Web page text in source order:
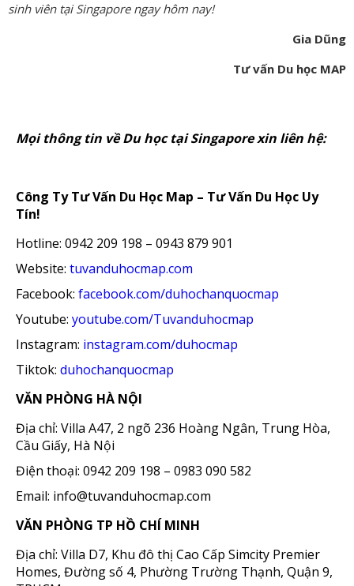
sinh viên tại Singapore ngay hôm nay!
Gia Dũng
Tư vấn Du học MAP
Mọi thông tin về Du học tại Singapore xin liên hệ:
Công Ty Tư Vấn Du Học Map – Tư Vấn Du Học Uy
Tín!
Hotline: 0942 209 198 – 0943 879 901
Website: tuvanduhocmap.com
Facebook: facebook.com/duhochanquocmap
Youtube: youtube.com/Tuvanduhocmap
Instagram: instagram.com/duhocmap
Tiktok: duhochanquocmap
VĂN PHÒNG HÀ NỘI
Địa chỉ: Villa A47, 2 ngõ 236 Hoàng Ngân, Trung Hòa,
Cầu Giấy, Hà Nội
Điện thoại: 0942 209 198 – 0983 090 582
Email: info@tuvanduhocmap.com
VĂN PHÒNG TP HỒ CHÍ MINH
Địa chỉ: Villa D7, Khu đô thị Cao Cấp Simcity Premier
Homes, Đường số 4, Phường Trường Thạnh, Quận 9,